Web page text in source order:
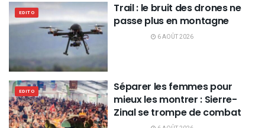
EDITO
Trail : le bruit des drones ne
passe plus en montagne
6 AOÛT 2026
EDITO
Séparer les femmes pour
mieux les montrer : Sierre-
Zinal se trompe de combat